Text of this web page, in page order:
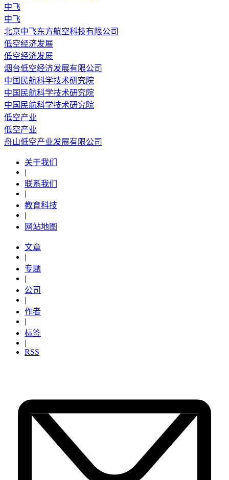
中飞
中飞
北京中飞东方航空科技有限公司
低空经济发展
低空经济发展
烟台低空经济发展有限公司
中国民航科学技术研究院
中国民航科学技术研究院
中国民航科学技术研究院
低空产业
低空产业
舟山低空产业发展有限公司
关于我们
|
联系我们
|
教育科技
|
网站地图
文章
|
专题
|
公司
|
作者
|
标签
|
RSS